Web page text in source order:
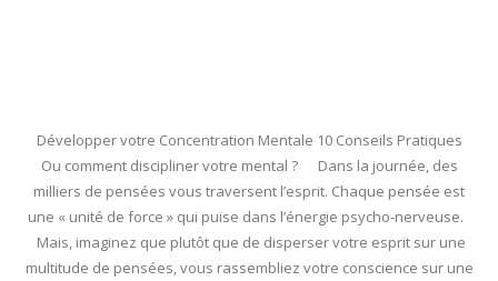
Développer votre Concentration Mentale 10 Conseils Pratiques
Ou comment discipliner votre mental ? Dans la journée, des
milliers de pensées vous traversent l’esprit. Chaque pensée est
une « unité de force » qui puise dans l’énergie psycho-nerveuse.
Mais, imaginez que plutôt que de disperser votre esprit sur une
multitude de pensées, vous rassembliez votre conscience sur une